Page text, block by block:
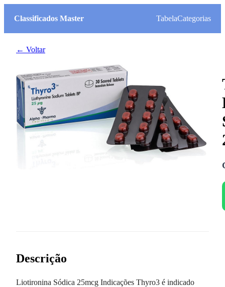
Classificados Master TabelaCategorias
← Voltar
Descrição
Liotironina Sódica 25mcg Indicações Thyro3 é indicado